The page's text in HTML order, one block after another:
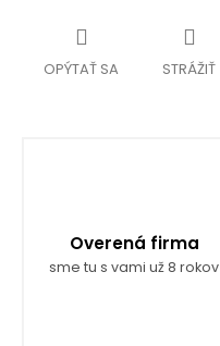
OPÝTAŤ SA STRÁŽIŤ
Overená firma
sme tu s vami už 8 rokov